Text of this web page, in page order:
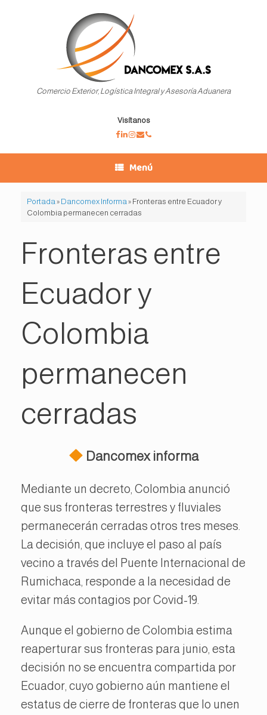
Comercio Exterior, Logística Integral y Asesoría Aduanera
Visítanos
Menú
Portada » Dancomex Informa » Fronteras entre Ecuador y
Colombia permanecen cerradas
Fronteras entre
Ecuador y
Colombia
permanecen
cerradas
Dancomex informa
Mediante un decreto, Colombia anunció
que sus fronteras terrestres y fluviales
permanecerán cerradas otros tres meses.
La decisión, que incluye el paso al país
vecino a través del Puente Internacional de
Rumichaca, responde a la necesidad de
evitar más contagios por Covid-19.
Aunque el gobierno de Colombia estima
reaperturar sus fronteras para junio, esta
decisión no se encuentra compartida por
Ecuador, cuyo gobierno aún mantiene el
estatus de cierre de fronteras que lo unen